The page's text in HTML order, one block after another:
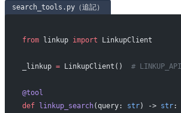
search_tools.py（追記）
from linkup import LinkupClient
_linkup = LinkupClient() #
@tool
def linkup_search(query: str) -> str: